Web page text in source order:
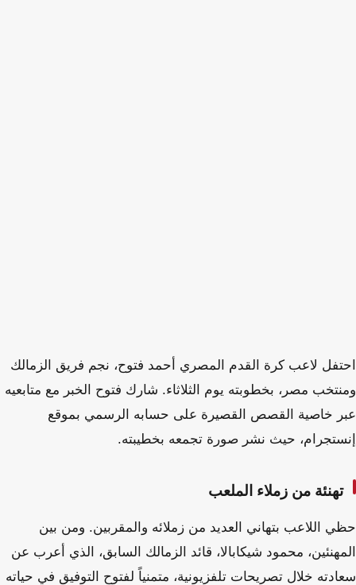
احتفل لاعب كرة القدم المصري أحمد فتوح، نجم فريق الزمالك
ومنتخب مصر، بخطوبته يوم الثلاثاء. شارك فتوح الخبر مع متابعيه
عبر خاصية القصص القصيرة على حسابه الرسمي بموقع
إنستجرام، حيث نشر صورة تجمعه بخطيبته.
تهنئة من زملاء الملعب
حظي اللاعب بتهاني العديد من زملائه والمقربين. ومن بين
المهنئين، محمود شيكابالا، قائد الزمالك السابق، الذي أعرب عن
سعادته خلال تصريحات تلفزيونية، متمنياً لفتوح التوفيق في حياته